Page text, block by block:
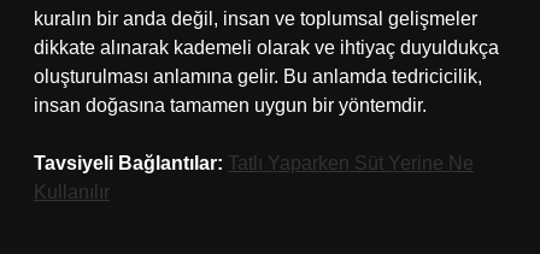
kuralın bir anda değil, insan ve toplumsal gelişmeler
dikkate alınarak kademeli olarak ve ihtiyaç duyuldukça
oluşturulması anlamına gelir. Bu anlamda tedricicilik,
insan doğasına tamamen uygun bir yöntemdir.
Tavsiyeli Bağlantılar: Tatlı Yaparken Süt Yerine Ne
Kullanılır